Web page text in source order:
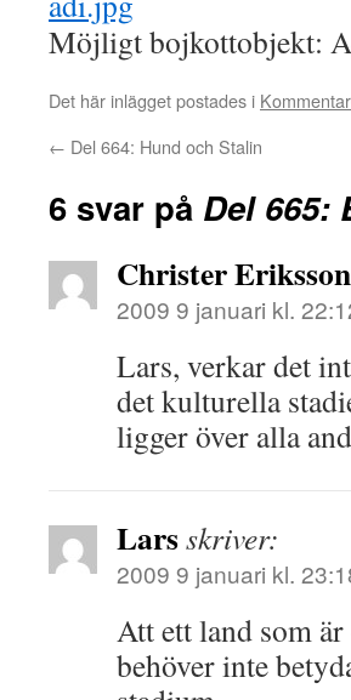
Möjligt bojkottobjekt:
Det här inlägget postades i
← Del 664: Hund och Stalin
6 svar på Del 665:
Christer Eriksson
2009 9 januari kl.
Lars, verkar det
det kulturella
ligger över alla
Larsskriver:
2009 9 januari kl.
Att ett land som
behöver inte